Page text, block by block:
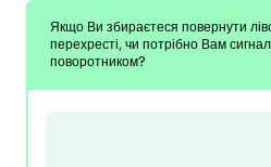
Якщо Ви збираєтеся повернути
перехресті, чи потрібно Вам
поворотником?